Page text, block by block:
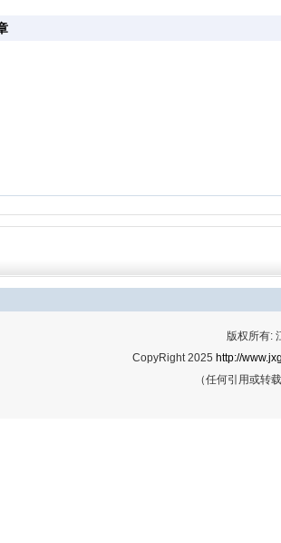
版权所有:
CopyRight 2025 http://
（任何引用或转